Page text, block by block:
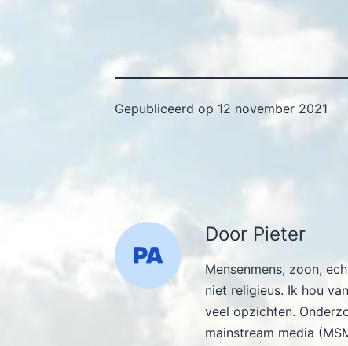
Gepubliceerd op 12 november 2021
Door Pieter
Mensenmens, zoon,
niet religieus. Ik hou
veel opzichten.
mainstream media